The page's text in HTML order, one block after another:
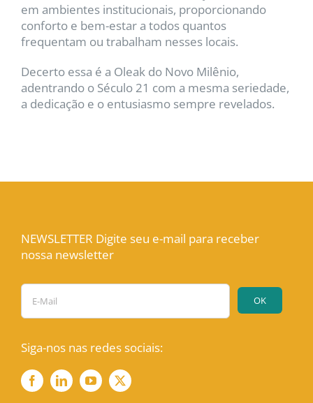
em ambientes institucionais, proporcionando
conforto e bem-estar a todos quantos
frequentam ou trabalham nesses locais.
Decerto essa é a Oleak do Novo Milênio,
adentrando o Século 21 com a mesma seriedade,
a dedicação e o entusiasmo sempre revelados.
NEWSLETTER Digite seu e-mail para receber
nossa newsletter
Siga-nos nas redes sociais: